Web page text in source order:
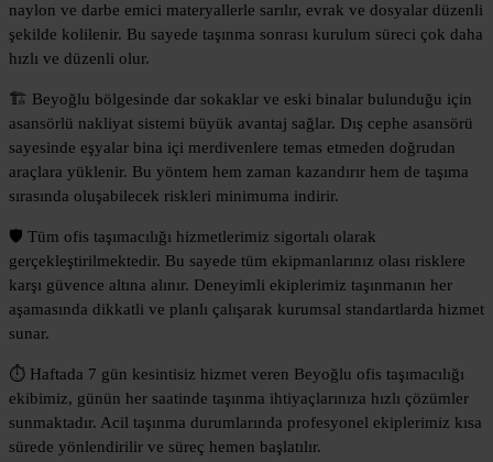
naylon ve darbe emici materyallerle sarılır, evrak ve dosyalar düzenli
şekilde kolilenir. Bu sayede taşınma sonrası kurulum süreci çok daha
hızlı ve düzenli olur.
🏗️ Beyoğlu bölgesinde dar sokaklar ve eski binalar bulunduğu için
asansörlü nakliyat sistemi büyük avantaj sağlar. Dış cephe asansörü
sayesinde eşyalar bina içi merdivenlere temas etmeden doğrudan
araçlara yüklenir. Bu yöntem hem zaman kazandırır hem de taşıma
sırasında oluşabilecek riskleri minimuma indirir.
🛡️ Tüm ofis taşımacılığı hizmetlerimiz sigortalı olarak
gerçekleştirilmektedir. Bu sayede tüm ekipmanlarınız olası risklere
karşı güvence altına alınır. Deneyimli ekiplerimiz taşınmanın her
aşamasında dikkatli ve planlı çalışarak kurumsal standartlarda hizmet
sunar.
⏱️ Haftada 7 gün kesintisiz hizmet veren Beyoğlu ofis taşımacılığı
ekibimiz, günün her saatinde taşınma ihtiyaçlarınıza hızlı çözümler
sunmaktadır. Acil taşınma durumlarında profesyonel ekiplerimiz kısa
sürede yönlendirilir ve süreç hemen başlatılır.